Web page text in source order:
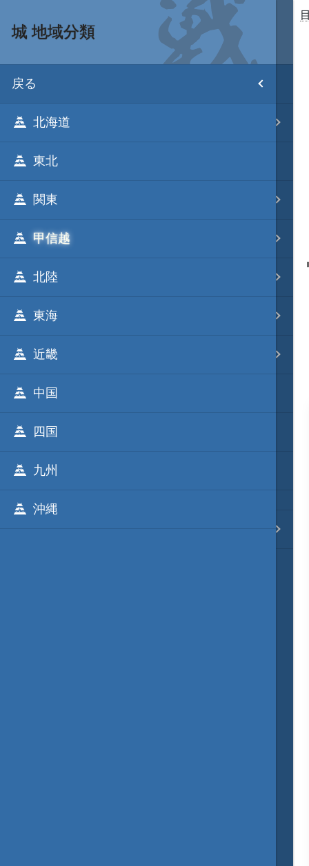
目次
武将 読み一覧
姫 読み一覧
家宝 分類一覧
城 地域分類
城 地域分類
戻る
北海道
東北
関東
甲信越
北陸
東海
近畿
中国
四国
九州
沖縄
合戦 地域分類
事変 地域分類
逸話 分類一覧
戦国ニュース
寺社・城・庭園ニュース
信長の野望ニュース